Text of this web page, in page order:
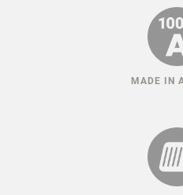
MADE IN